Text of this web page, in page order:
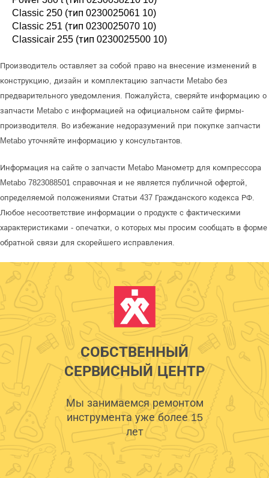
Classic 250 (тип 0230025061 10)
Classic 251 (тип 0230025070 10)
Classicair 255 (тип 0230025500 10)
Производитель оставляет за собой право на внесение изменений в
конструкцию, дизайн и комплектацию запчасти Metabo без
предварительного уведомления. Пожалуйста, сверяйте информацию о
запчасти Metabo с информацией на официальном сайте фирмы-
производителя. Во избежание недоразумений при покупке запчасти
Metabo уточняйте информацию у консультантов.
Информация на сайте о запчасти Metabo Манометр для компрессора
Metabo 7823088501 справочная и не является публичной офертой,
определяемой положениями Статьи 437 Гражданского кодекса РФ.
Любое несоответствие информации о продукте с фактическими
характеристиками - опечатки, о которых мы просим сообщать в форме
обратной связи для скорейшего исправления.
СОБСТВЕННЫЙ
СЕРВИСНЫЙ ЦЕНТР
Мы занимаемся ремонтом
инструмента уже более 15
лет